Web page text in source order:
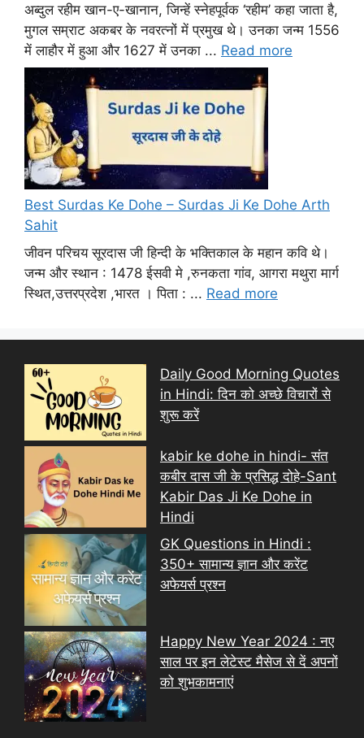
अब्दुल रहीम खान-ए-खानान, जिन्हें स्नेहपूर्वक ‘रहीम’ कहा जाता है,
मुगल सम्राट अकबर के नवरत्नों में प्रमुख थे। उनका जन्म 1556
में लाहौर में हुआ और 1627 में उनका ... Read more
Best Surdas Ke Dohe – Surdas Ji Ke Dohe Arth
Sahit
जीवन परिचय सूरदास जी हिन्दी के भक्तिकाल के महान कवि थे।
जन्म और स्थान : 1478 ईसवी मे ,रुनकता गांव, आगरा मथुरा मार्ग
स्थित,उत्तरप्रदेश ,भारत । पिता : ... Read more
Daily Good Morning Quotes
in Hindi: दिन को अच्छे विचारों से
शुरू करें
kabir ke dohe in hindi- संत
कबीर दास जी के प्रसिद्ध दोहे-Sant
Kabir Das Ji Ke Dohe in
Hindi
GK Questions in Hindi :
350+ सामान्य ज्ञान और करेंट
अफेयर्स प्रश्न
Happy New Year 2024 : नए
साल पर इन लेटेस्ट मैसेज से दें अपनों
को शुभकामनाएं